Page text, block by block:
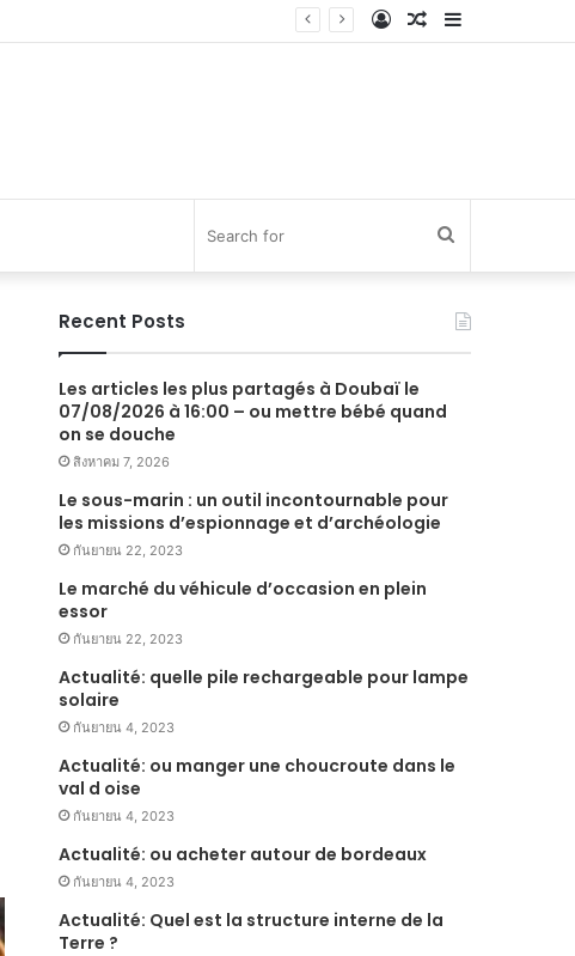
Sidebar
Random
Log
Recent Posts
Les articles les plus partagés à Doubaï le
07/08/2026 à 16:00 – ou mettre bébé quand
on se douche
สิงหาคม 7, 2026
Le sous-marin : un outil incontournable pour
les missions d’espionnage et d’archéologie
กันยายน 22, 2023
Le marché du véhicule d’occasion en plein
essor
กันยายน 22, 2023
Actualité: quelle pile rechargeable pour lampe
solaire
กันยายน 4, 2023
Actualité: ou manger une choucroute dans le
val d oise
กันยายน 4, 2023
Actualité: ou acheter autour de bordeaux
กันยายน 4, 2023
Actualité: Quel est la structure interne de la
Terre ?